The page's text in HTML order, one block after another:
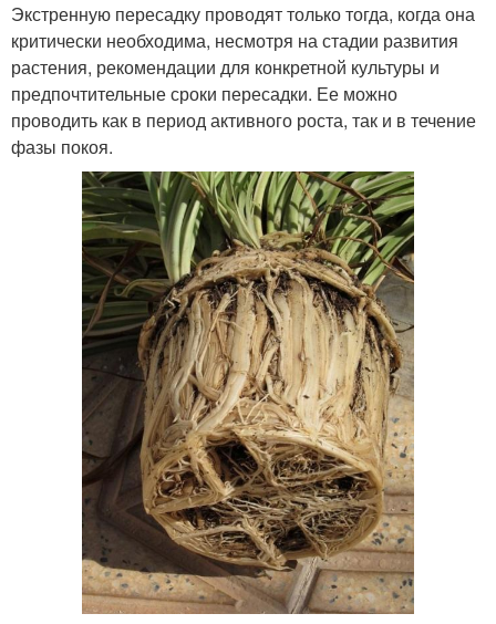
Экстренную пересадку проводят только тогда, когда она
критически необходима, несмотря на стадии развития
растения, рекомендации для конкретной культуры и
предпочтительные сроки пересадки. Ее можно
проводить как в период активного роста, так и в течение
фазы покоя.